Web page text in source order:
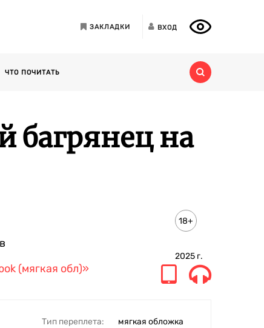
ЗАКЛАДКИ ВХОД
ЧТО ПОЧИТАТЬ
багрянец на
18+
2025 г.
(мягкая обл)»
Тип переплета: мягкая обложка